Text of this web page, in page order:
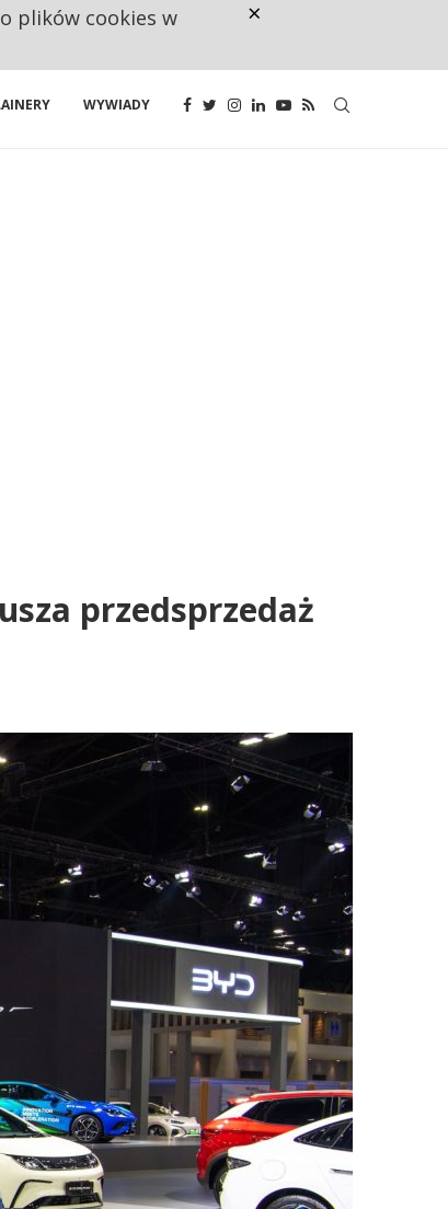
WYWIADY
przedsprzedaż
plików cookies w
×